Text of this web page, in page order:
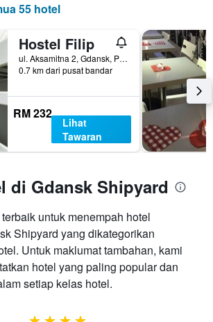
55 hotel
Hostel Filip
ul. Aksamitna 2, Gdansk, Pomorskie, Poland
0.7 km dari pusat bandar
RM 232
Lihat
Tawaran
di Gdansk Shipyard
untuk menempah hotel
Shipyard yang dikategorikan
Untuk maklumat tambahan, kami
hotel yang paling popular dan
setiap kelas hotel.